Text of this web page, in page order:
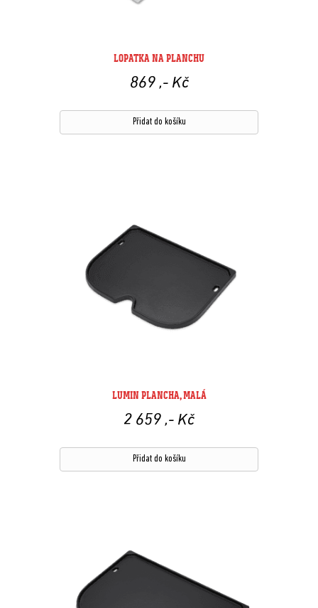
LOPATKA NA PLANCHU
869 ,- Kč
Přidat do košíku
LUMIN PLANCHA, MALÁ
2 659 ,- Kč
Přidat do košíku